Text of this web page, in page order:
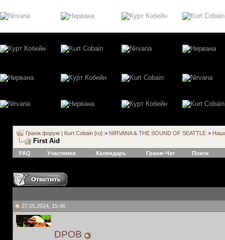
Гранж форум | Kurt Cobain [ru] > NIRVANA & THE SOUND OF SEATTLE >
First Aid
FAQ Участники Календарь Гранж-Чат Поиск
27.05.2014, 15:46
DPOB